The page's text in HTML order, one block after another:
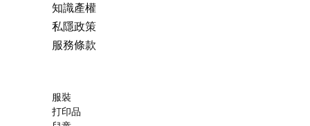
知識產權
私隱政策
服務條款
服裝
打印品